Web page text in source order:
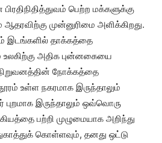
பெற்ற மக்களுக்கு
ஆதரவிற்கு முன்னுரிமை அளிக்கிறது.
இடங்களில் தாக்கத்தை
உலகிற்கு அதிக புன்னகையை
நோக்கத்தை
உள்ள நகரமாக இருந்தாலும்
இருந்தாலும் ஒவ்வொரு
பற்றி முழுமையாக அறிந்து
கொள்ளவும், தனது ஒட்டு